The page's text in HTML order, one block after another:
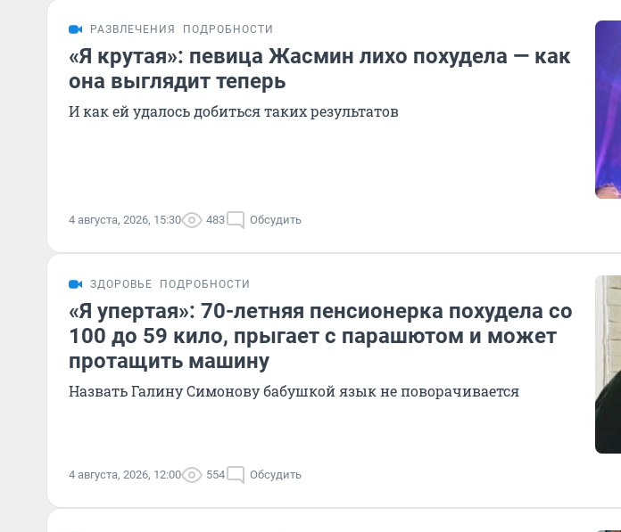
РАЗВЛЕЧЕНИЯ ПОДРОБНОСТИ
«Я крутая»: певица Жасмин лихо похудела — как
она выглядит теперь
И как ей удалось добиться таких результатов
4 августа, 2026, 15:30 483 Обсудить
ЗДОРОВЬЕ ПОДРОБНОСТИ
«Я упертая»: 70-летняя пенсионерка похудела со
100 до 59 кило, прыгает с парашютом и может
протащить машину
Назвать Галину Симонову бабушкой язык не поворачивается
4 августа, 2026, 12:00 554 Обсудить